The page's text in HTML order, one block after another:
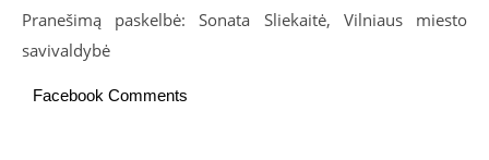
Pranešimą paskelbė: Sonata Sliekaitė, Vilniaus miesto
savivaldybė
Facebook Comments